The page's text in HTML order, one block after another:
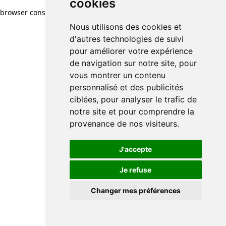
cookies
Nous utilisons des cookies et
d'autres technologies de suivi
pour améliorer votre expérience
de navigation sur notre site, pour
vous montrer un contenu
personnalisé et des publicités
ciblées, pour analyser le trafic de
notre site et pour comprendre la
provenance de nos visiteurs.
J'accepte
Je refuse
Changer mes préférences
browser console for more information)